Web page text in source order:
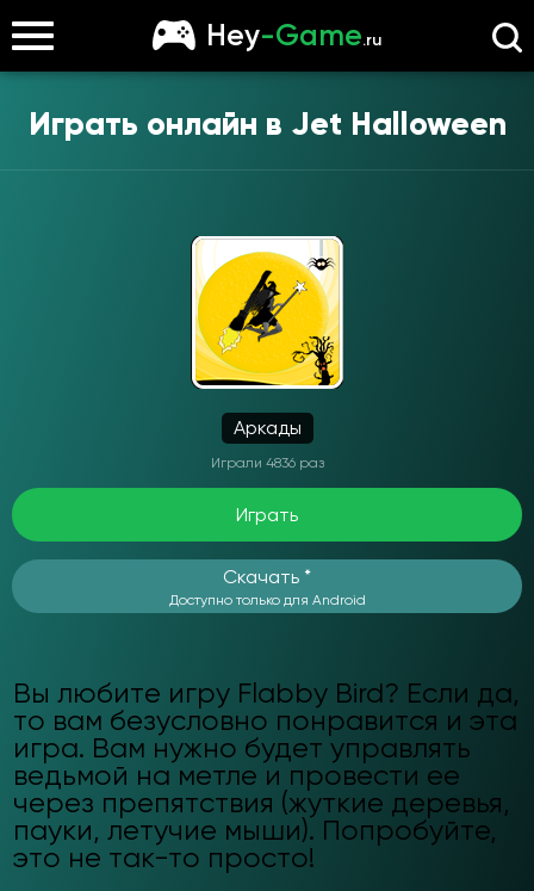
Hey-Game.ru
Играть онлайн в Jet Halloween
Аркады
Играли 4836 раз
Играть
Скачать *
Доступно только для Android
Вы любите игру Flabby Bird? Если да,
то вам безусловно понравится и эта
игра. Вам нужно будет управлять
ведьмой на метле и провести ее
через препятствия (жуткие деревья,
пауки, летучие мыши). Попробуйте,
это не так-то просто!